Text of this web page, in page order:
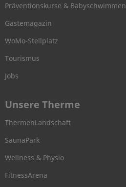
Präventionskurse & Babyschwimmen
Gästemagazin
WoMo-Stellplatz
Tourismus
Jobs
Unsere Therme
ThermenLandschaft
SaunaPark
Wellness & Physio
FitnessArena